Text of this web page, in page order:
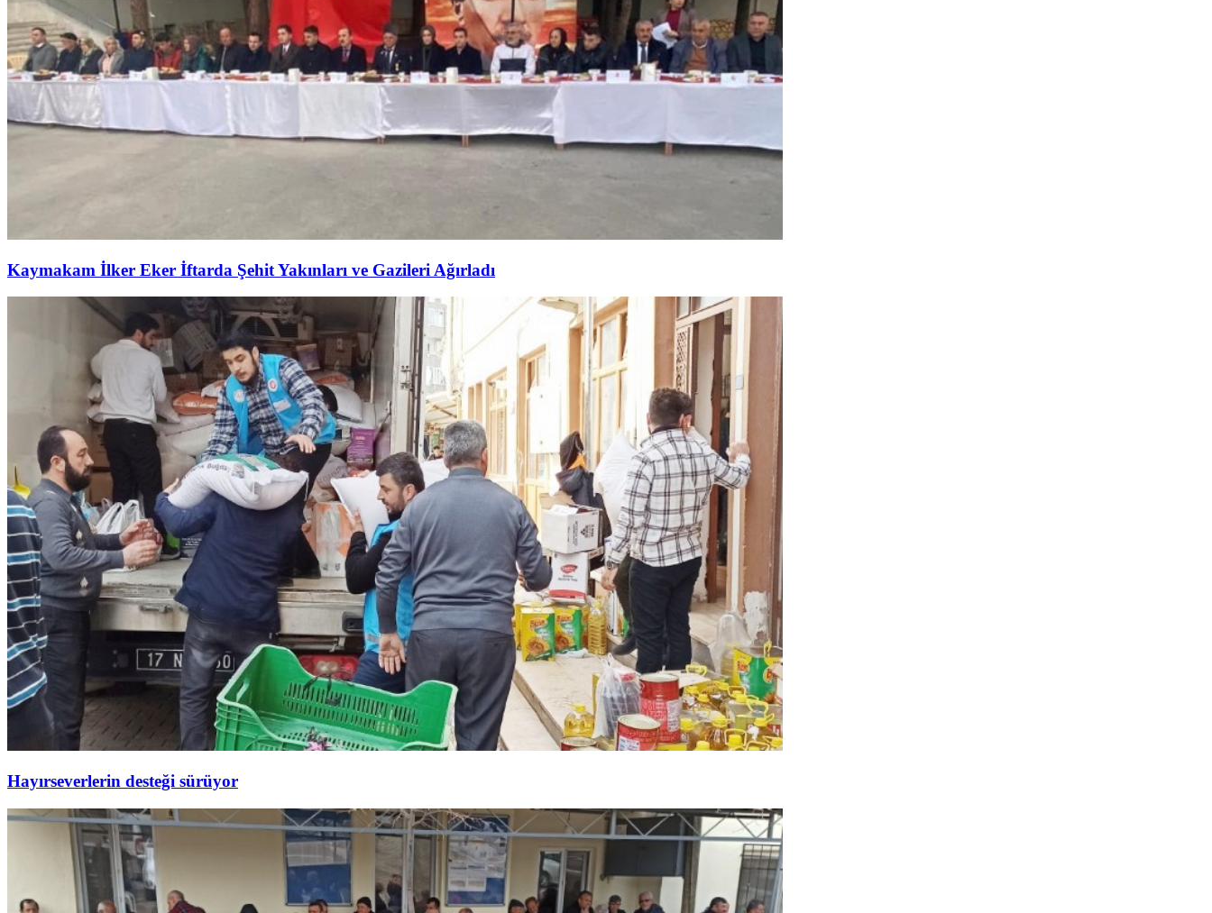
Kaymakam İlker Eker İftarda Şehit Yakınları ve Gazileri Ağırladı
Hayırseverlerin desteği sürüyor